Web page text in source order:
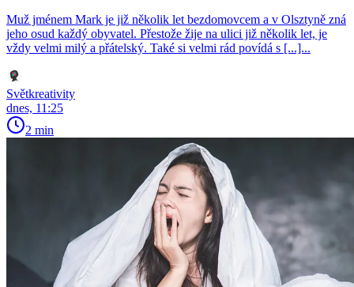
Muž jménem Mark je již několik let bezdomovcem a v Olsztyně zná
jeho osud každý obyvatel. Přestože žije na ulici již několik let, je
vždy velmi milý a přátelský. Také si velmi rád povídá s [...]...
Světkreativity
dnes, 11:25
2 min